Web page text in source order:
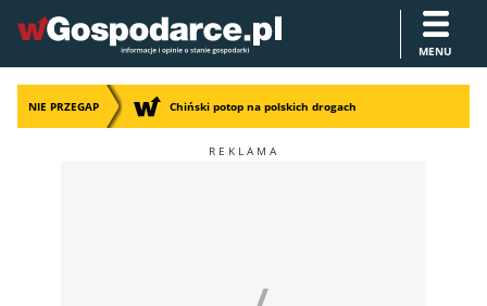
MENU
NIE PRZEGAP Chiński potop na polskich drogach